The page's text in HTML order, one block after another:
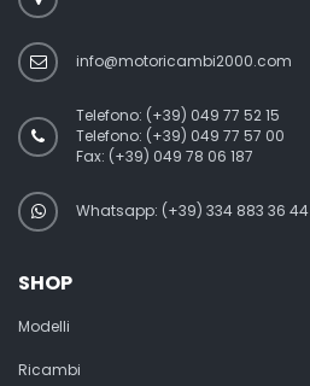
info@motoricambi2000.com
Telefono: (+39) 049 77 52 15
Telefono: (+39) 049 77 57 00
Fax: (+39) 049 78 06 187
Whatsapp: (+39) 334 883 36 44
SHOP
Modelli
Ricambi